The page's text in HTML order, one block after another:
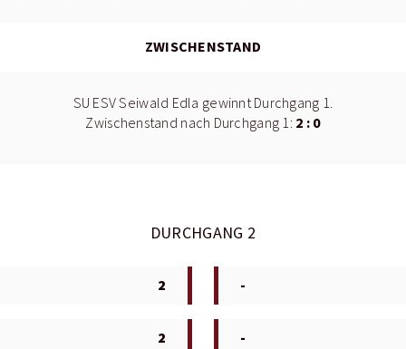
ZWISCHENSTAND
SU ESV Seiwald Edla gewinnt Durchgang 1.
Zwischenstand nach Durchgang 1: 2 : 0
DURCHGANG 2
2 -
2 -